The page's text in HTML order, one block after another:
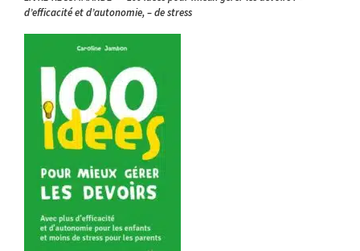
d’efficacité et d’autonomie, – de stress